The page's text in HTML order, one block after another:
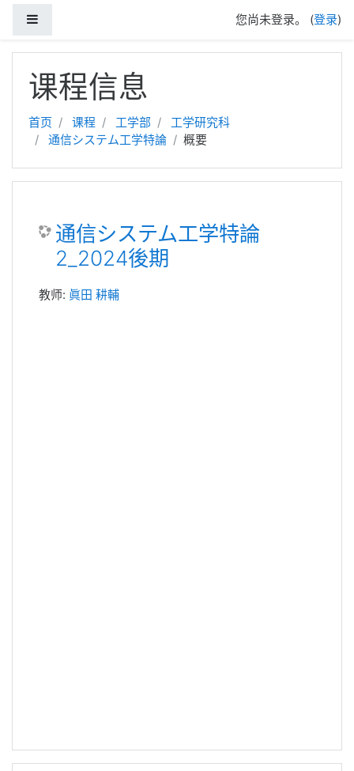
您尚未登录。 (登录)
课程信息
首页 课程 工学部
工学研究科
通信システム工学特論
概要
通信システム工学特論
2_2024後期
教师: 眞田 耕輔